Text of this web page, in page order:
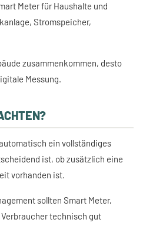
Meter für Haushalte und
Stromspeicher,
zusammenkommen, desto
Messung.
ein vollständiges
ist, ob zusätzlich eine
vorhanden ist.
sollten Smart Meter,
technisch gut